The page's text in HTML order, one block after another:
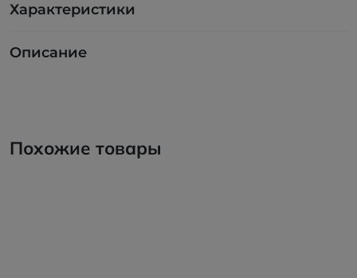
Характеристики
Описание
Похожие товары